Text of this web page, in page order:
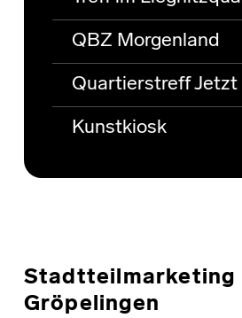
QBZ Morgenland
Quartierstreff Jetzt
Kunstkiosk
Stadtteilmarketing
Gröpelingen